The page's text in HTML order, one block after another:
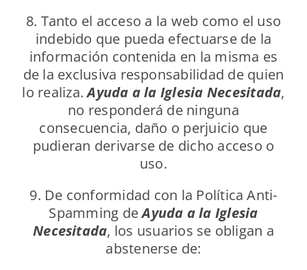
8. Tanto el acceso a la web como el uso
indebido que pueda efectuarse de la
información contenida en la misma es
de la exclusiva responsabilidad de quien
lo realiza.Ayuda a la Iglesia Necesitada,
no responderá de ninguna
consecuencia, daño o perjuicio que
pudieran derivarse de dicho acceso o
uso.
9. De conformidad con la Política Anti-
Spamming deAyuda a la Iglesia
Necesitada, los usuarios se obligan a
abstenerse de: